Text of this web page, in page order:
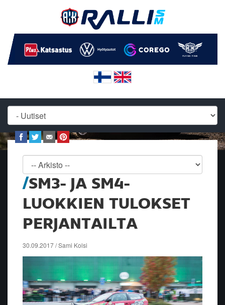
SM3- JA SM4-
LUOKKIEN TULOKSET
PERJANTAILTA
30.09.2017 / Sami Kolsi